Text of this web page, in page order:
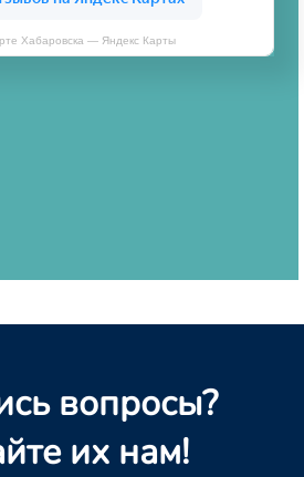
Хабаровска — Яндекс Карты
вопросы?
их нам!